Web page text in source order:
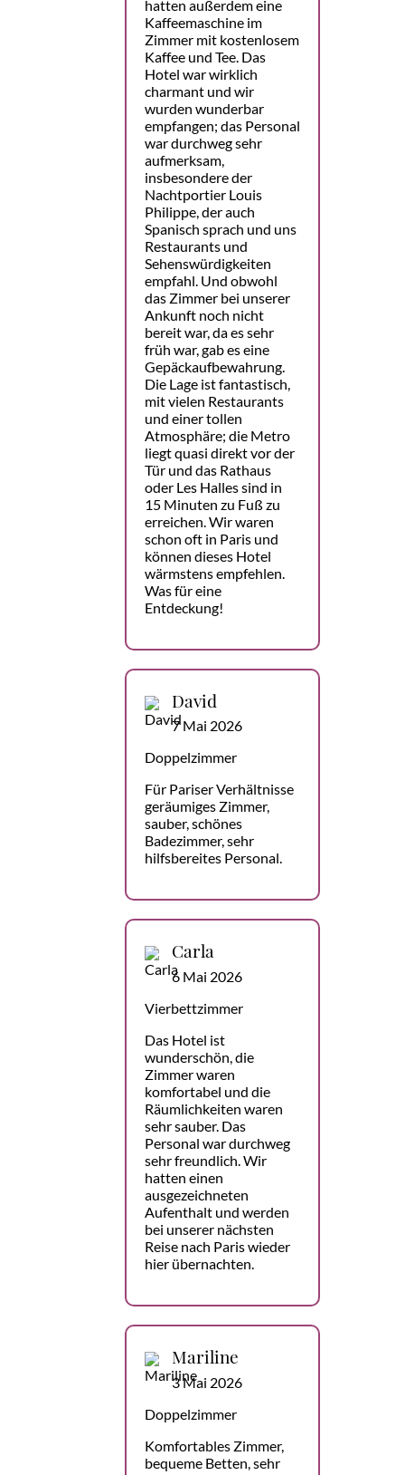
hatten außerdem eine
Kaffeemaschine im
Zimmer mit kostenlosem
Kaffee und Tee. Das
Hotel war wirklich
charmant und wir
wurden wunderbar
empfangen; das Personal
war durchweg sehr
aufmerksam,
insbesondere der
Nachtportier Louis
Philippe, der auch
Spanisch sprach und uns
Restaurants und
Sehenswürdigkeiten
empfahl. Und obwohl
das Zimmer bei unserer
Ankunft noch nicht
bereit war, da es sehr
früh war, gab es eine
Gepäckaufbewahrung.
Die Lage ist fantastisch,
mit vielen Restaurants
und einer tollen
Atmosphäre; die Metro
liegt quasi direkt vor der
Tür und das Rathaus
oder Les Halles sind in
15 Minuten zu Fuß zu
erreichen. Wir waren
schon oft in Paris und
können dieses Hotel
wärmstens empfehlen.
Was für eine
Entdeckung!
David
7 Mai 2026
Doppelzimmer
Für Pariser Verhältnisse
geräumiges Zimmer,
sauber, schönes
Badezimmer, sehr
hilfsbereites Personal.
Carla
6 Mai 2026
Vierbettzimmer
Das Hotel ist
wunderschön, die
Zimmer waren
komfortabel und die
Räumlichkeiten waren
sehr sauber. Das
Personal war durchweg
sehr freundlich. Wir
hatten einen
ausgezeichneten
Aufenthalt und werden
bei unserer nächsten
Reise nach Paris wieder
hier übernachten.
Mariline
3 Mai 2026
Doppelzimmer
Komfortables Zimmer,
bequeme Betten, sehr